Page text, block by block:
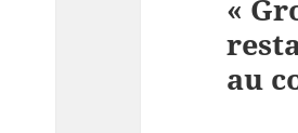
«
au